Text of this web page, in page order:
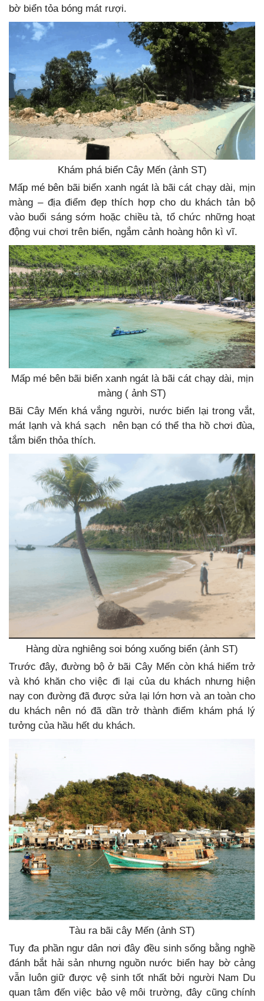
bờ biển tỏa bóng mát rượi.
Khám phá biển Cây Mến (ảnh ST)
Mấp mé bên bãi biển xanh ngát là bãi cát chạy dài, mịn
màng – địa điểm đẹp thích hợp cho du khách tản bộ
vào buổi sáng sớm hoặc chiều tà, tổ chức những hoạt
động vui chơi trên biển, ngắm cảnh hoàng hôn kì vĩ.
Mấp mé bên bãi biển xanh ngát là bãi cát chạy dài, mịn
màng ( ảnh ST)
Bãi Cây Mến khá vắng người, nước biển lại trong vắt,
mát lạnh và khá sạch nên bạn có thể tha hồ chơi đùa,
tắm biển thỏa thích.
Hàng dừa nghiêng soi bóng xuống biển (ảnh ST)
Trước đây, đường bộ ở bãi Cây Mến còn khá hiểm trở
và khó khăn cho việc đi lại của du khách nhưng hiện
nay con đường đã được sửa lại lớn hơn và an toàn cho
du khách nên nó đã dần trở thành điểm khám phá lý
tưởng của hầu hết du khách.
Tàu ra bãi cây Mến (ảnh ST)
Tuy đa phần ngư dân nơi đây đều sinh sống bằng nghề
đánh bắt hải sản nhưng nguồn nước biển hay bờ cảng
vẫn luôn giữ được vệ sinh tốt nhất bởi người Nam Du
quan tâm đến việc bảo vệ môi trường, đây cũng chính